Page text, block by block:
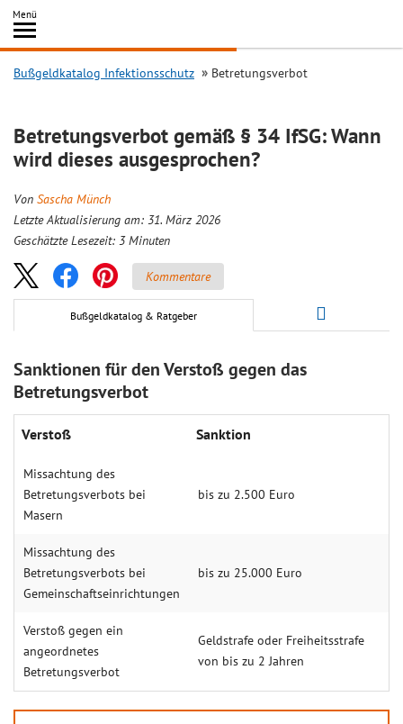
Inhalt
springen
Menü
Search
Bußgeldkatalog Infektionsschutz Betretungsverbot
Betretungsverbot gemäß § 34 IfSG: Wann
wird dieses ausgesprochen?
Von Sascha Münch
Letzte Aktualisierung am: 31. März 2026
Geschätzte Lesezeit: 3 Minuten
Kommentare
Bußgeldkatalog & Ratgeber
Sanktionen für den Verstoß gegen das
Betretungsverbot
Verstoß Sanktion
Missachtung des
Betretungsverbots bei
Masern
bis zu 2.500 Euro
Missachtung des
Betretungsverbots bei
Gemeinschaftseinrichtungen
bis zu 25.000 Euro
Verstoß gegen ein
angeordnetes
Betretungsverbot
Geldstrafe oder Freiheitsstrafe
von bis zu 2 Jahren